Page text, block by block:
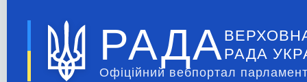
РАДА РАДА
Офіційний вебпортал